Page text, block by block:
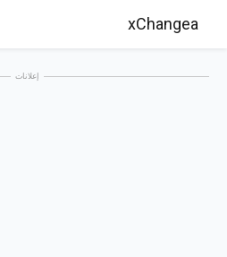
xChangea
إعلانات